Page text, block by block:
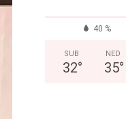
40 %
SUB
32°
NED
35°